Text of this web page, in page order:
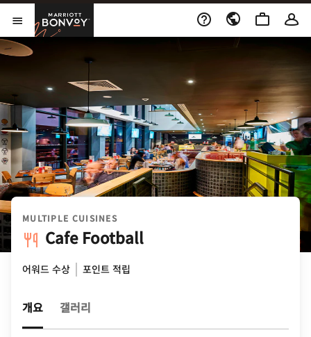
Skip to Content
메뉴 열기
Marriott Bonvoy
MULTIPLE CUISINES
Cafe Football
어워드 수상 포인트 적립
개요 갤러리